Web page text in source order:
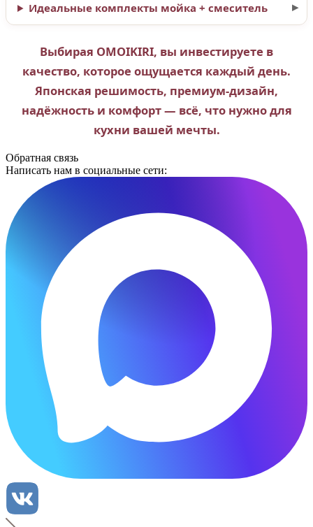
Идеальные комплекты мойка + смеситель
Выбирая OMOIKIRI, вы инвестируете в
качество, которое ощущается каждый день.
Японская решимость, премиум-дизайн,
надёжность и комфорт — всё, что нужно для
кухни вашей мечты.
Обратная связь
Написать нам в социальные сети: